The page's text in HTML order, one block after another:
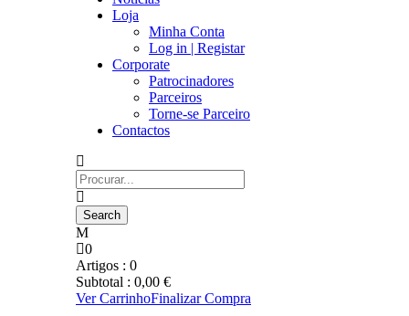
Loja
Minha Conta
Log in | Registar
Corporate
Patrocinadores
Parceiros
Torne-se Parceiro
Contactos
0
Artigos : 0
Subtotal : 0,00 €
Ver CarrinhoFinalizar Compra